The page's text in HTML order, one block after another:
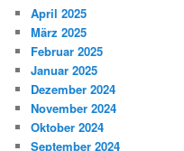
April 2025
März 2025
Februar 2025
Januar 2025
Dezember 2024
November 2024
Oktober 2024
September 2024